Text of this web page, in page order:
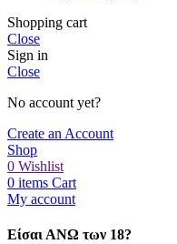
Shopping cart
Close
Sign in
Close
No account yet?
Create an Account
Shop
0 Wishlist
0 items Cart
My account
Είσαι ΑΝΩ των 18?